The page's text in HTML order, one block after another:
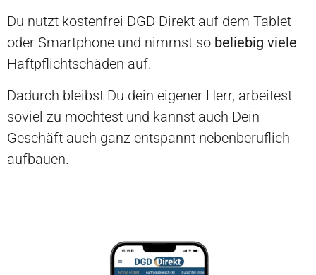
Du nutzt kostenfrei DGD Direkt auf dem Tablet
oder Smartphone und nimmst so beliebig viele
Haftpflichtschäden auf.
Dadurch bleibst Du dein eigener Herr, arbeitest
soviel zu möchtest und kannst auch Dein
Geschäft auch ganz entspannt nebenberuflich
aufbauen.